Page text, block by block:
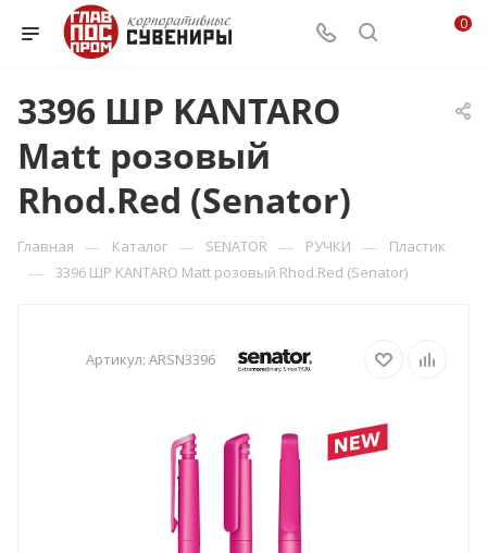
0
3396 ШР KANTARO
Matt розовый
Rhod.Red (Senator)
Главная — Каталог — SENATOR — РУЧКИ — Пластик
— 3396 ШР KANTARO Matt розовый Rhod.Red (Senator)
Артикул: ARSN3396